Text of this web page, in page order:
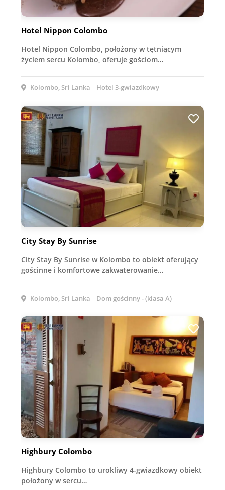
Hotel Nippon Colombo
Hotel Nippon Colombo, położony w tętniącym
życiem sercu Kolombo, oferuje gościom…
Kolombo, Sri Lanka Hotel 3-gwiazdkowy
City Stay By Sunrise
City Stay By Sunrise w Kolombo to obiekt oferujący
gościnne i komfortowe zakwaterowanie…
Kolombo, Sri Lanka Dom gościnny - (klasa A)
Highbury Colombo
Highbury Colombo to urokliwy 4-gwiazdkowy obiekt
położony w sercu…